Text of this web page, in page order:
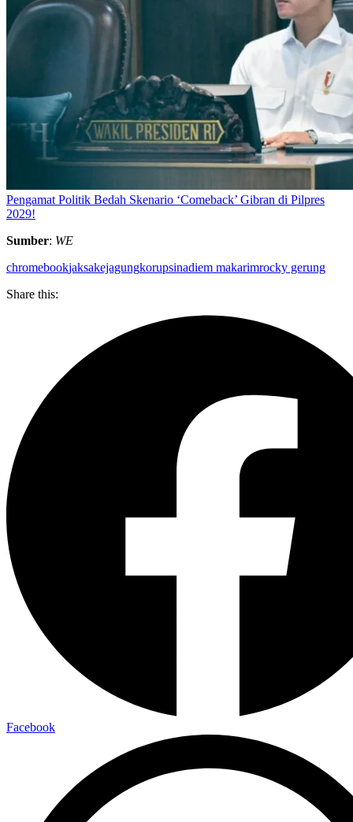
Pengamat Politik Bedah Skenario ‘Comeback’ Gibran di Pilpres
2029!
Sumber: WE
chromebookjaksakejagungkorupsinadiem makarimrocky gerung
Share this:
Facebook